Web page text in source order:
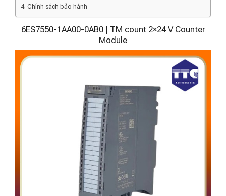
Chính sách bảo hành
6ES7550-1AA00-0AB0 | TM count 2×24 V Counter
Module